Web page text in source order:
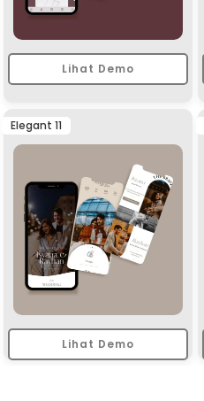
Lihat Demo
Elegant 11
Lihat Demo